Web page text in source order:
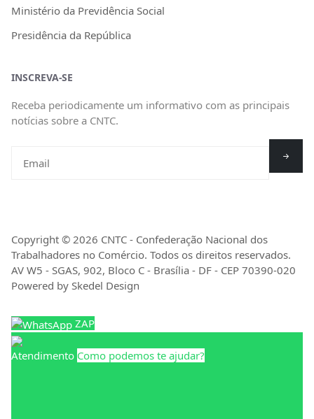
Ministério da Previdência Social
Presidência da República
INSCREVA-SE
Receba periodicamente um informativo com as principais
notícias sobre a CNTC.
Copyright © 2026 CNTC - Confederação Nacional dos
Trabalhadores no Comércio. Todos os direitos reservados.
AV W5 - SGAS, 902, Bloco C - Brasília - DF - CEP 70390-020
Powered by Skedel Design
ZAP
Atendimento Como podemos te ajudar?